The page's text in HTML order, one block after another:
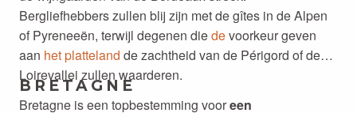
Bergliefhebbers zullen blij zijn met de gîtes in de Alpen
of Pyreneeën, terwijl degenen diedevoorkeur geven
aan het platteland de zachtheid van de Périgord of de
Loirevallei zullen waarderen.
BRETAGNE
Bretagne is een topbestemming vooreen